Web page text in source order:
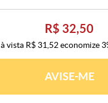
R$ 32,50
à vista R$ 31,52economize
AVISE-ME